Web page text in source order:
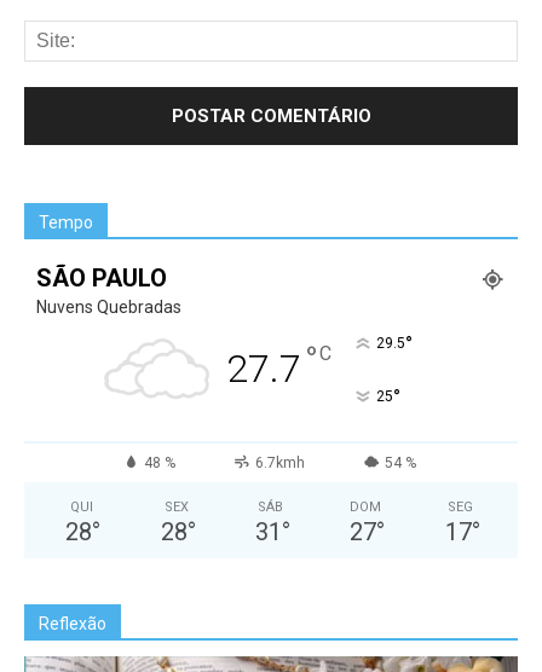
Tempo
SÃO PAULO
Nuvens Quebradas
27.7 °C 29.5°
25°
48 % 6.7kmh 54 %
QUI
28°
SEX
28°
SÁB
31 °
DOM
27°
SEG
17°
Reflexão